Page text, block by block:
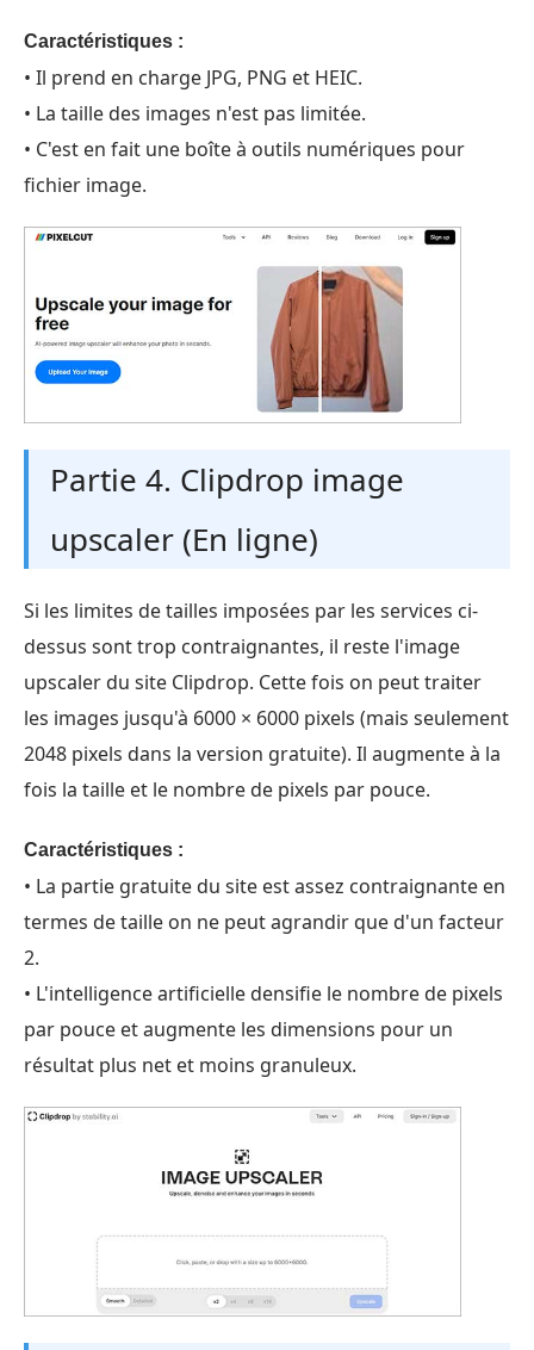
Caractéristiques :
• Il prend en charge JPG, PNG et HEIC.
• La taille des images n'est pas limitée.
• C'est en fait une boîte à outils numériques pour
fichier image.
Partie 4. Clipdrop image
upscaler (En ligne)
Si les limites de tailles imposées par les services ci-
dessus sont trop contraignantes, il reste l'image
upscaler du site Clipdrop. Cette fois on peut traiter
les images jusqu'à 6000 × 6000 pixels (mais seulement
2048 pixels dans la version gratuite). Il augmente à la
fois la taille et le nombre de pixels par pouce.
Caractéristiques :
• La partie gratuite du site est assez contraignante en
termes de taille on ne peut agrandir que d'un facteur
2.
• L'intelligence artificielle densifie le nombre de pixels
par pouce et augmente les dimensions pour un
résultat plus net et moins granuleux.